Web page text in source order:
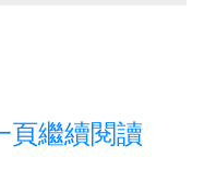
頁繼續閱讀